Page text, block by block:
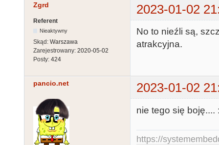
Zgrd 2023-01-02
Referent
Nieaktywny
Skąd: Warszawa
Zarejestrowany: 2020-05-02
Posty: 424
No to nieźli są,
atrakcyjna.
pancio.net 2023-01-02
nie tego się boję....
https://